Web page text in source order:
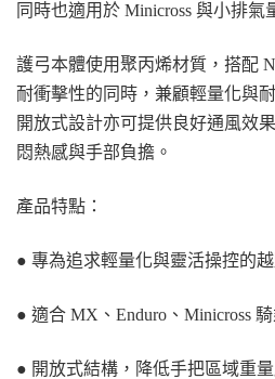
同時也適用於 Minicross 與小排氣
護弓本體使用聚丙烯材質，搭配
耐衝擊性的同時，兼顧輕量化與
開放式設計亦可提供良好通風效
悶熱感與手部負擔。
產品特點：
● 專為追求輕量化與靈活操控的
● 適合 MX、Enduro、Minicross
● 開放式結構，降低手把區域重